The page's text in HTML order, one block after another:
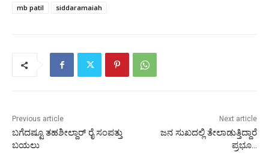
mb patil
siddaramaiah
Previous article
ಬಗೆದಷ್ಟೂ ತಹಶೀಲ್ದಾರ್‌ ರೈ ಸಂಪತ್ತು
ಬಯಲು
Next article
ಜನ ಸುಖದಲ್ಲಿ ತೇಲಾಡುತ್ತಿದ್ದಾರೆ
ಪ್ರಭೂ…